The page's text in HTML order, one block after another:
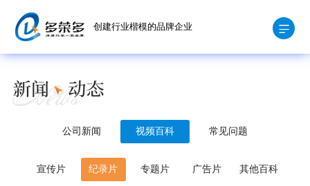
创建行业楷模的品牌企业
公司新闻 视频百科 常见问题
宣传片 纪录片 专题片 广告片 其他百科